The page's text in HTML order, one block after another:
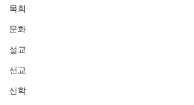
목회
문화
설교
선교
신학